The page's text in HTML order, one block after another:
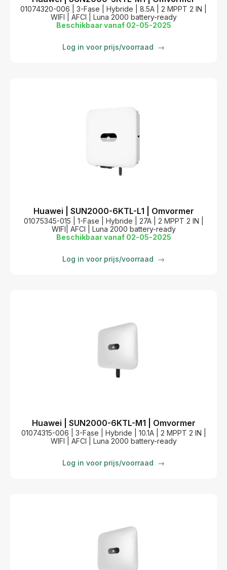
01074320-006 | 3-Fase | Hybride | 8.5A | 2 MPPT 2 IN |
WIFI | AFCI | Luna 2000 battery-ready
Beschikbaar vanaf 02-05-2025
Log in voor prijs/voorraad →
Huawei | SUN2000-6KTL-L1 | Omvormer
01075345-015 | 1-Fase | Hybride | 27A | 2 MPPT 2 IN |
WIFI| AFCI | Luna 2000 battery-ready
Beschikbaar vanaf 02-05-2025
Log in voor prijs/voorraad →
Huawei | SUN2000-6KTL-M1 | Omvormer
01074315-006 | 3-Fase | Hybride | 10.1A | 2 MPPT 2 IN |
WIFI | AFCI | Luna 2000 battery-ready
Log in voor prijs/voorraad →